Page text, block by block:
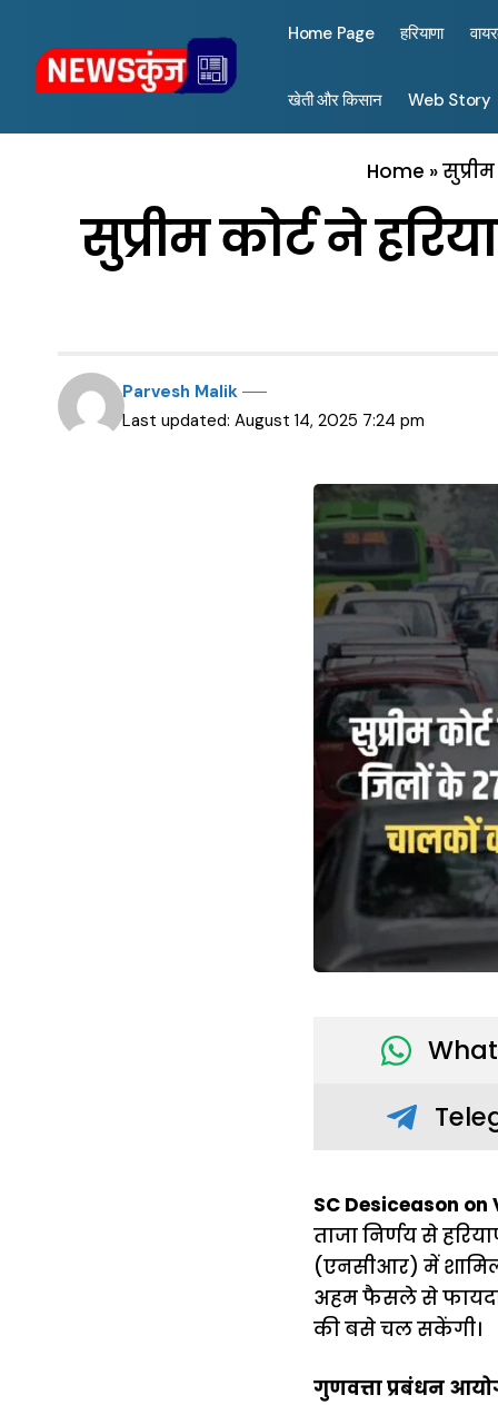
Home Page हरियाणा
खेती और किसान Web Story
Home »
सुप्रीम कोर्ट ने
Last updated: August 14, 2025 7:24 pm
Parvesh Malik
SC Desiceason on
ताजा निर्णय से
(एनसीआर) में शामिल
अहम फैसले से फायदा
की बसे चल सकेंगी।
गुणवत्ता प्रबंधन